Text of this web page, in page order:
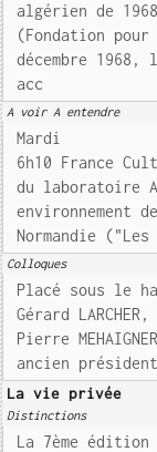
algérien de
(Fondation
décembre
acc
A voir A entendre
Mardi
6h10 France
du laboratoire
environnement
Normandie
Colloques
Placé sous le
Gérard
Pierre
ancien président
La vie privée
Distinctions
La 7ème